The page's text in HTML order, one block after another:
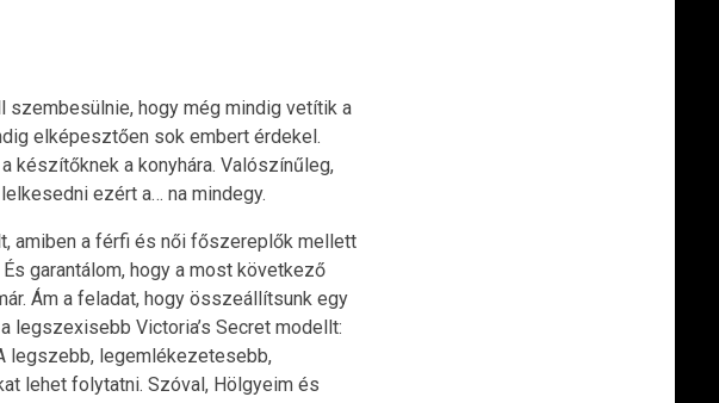
szembesülnie, hogy még mindig vetítik a
elképesztően sok embert érdekel.
készítőknek a konyhára. Valószínűleg,
ezért a… na mindegy.
amiben a férfi és női főszereplők mellett
garantálom, hogy a most következő
Ám a feladat, hogy összeállítsunk egy
legszexisebb Victoria’s Secret modellt:
legszebb, legemlékezetesebb,
lehet folytatni. Szóval, Hölgyeim és